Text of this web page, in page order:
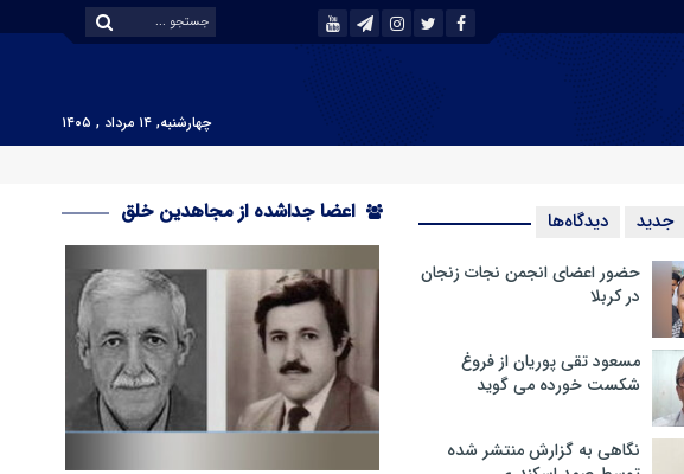
چهارشنبه, ۱۴ مرداد , ۱۴۰۵
جدید دیدگاه‌ها
حضور اعضای انجمن نجات زنجان
در کربلا
مسعود تقی پوریان از فروغ
شکست خورده می گوید
نگاهی به گزارش منتشر شده
اعضا جداشده از مجاهدین خلق